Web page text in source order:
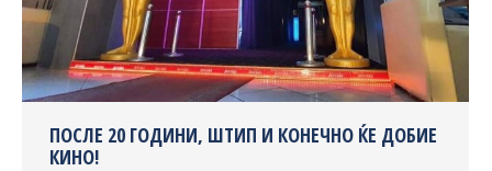
ПОСЛЕ 20 ГОДИНИ, ШТИП И КОНЕЧНО ЌЕ ДОБИЕ
КИНО!